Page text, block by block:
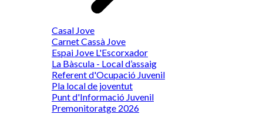
Casal Jove
Carnet Cassà Jove
Espai Jove L'Escorxador
La Bàscula - Local d’assaig
Referent d'Ocupació Juvenil
Pla local de joventut
Punt d'Informació Juvenil
Premonitoratge 2026